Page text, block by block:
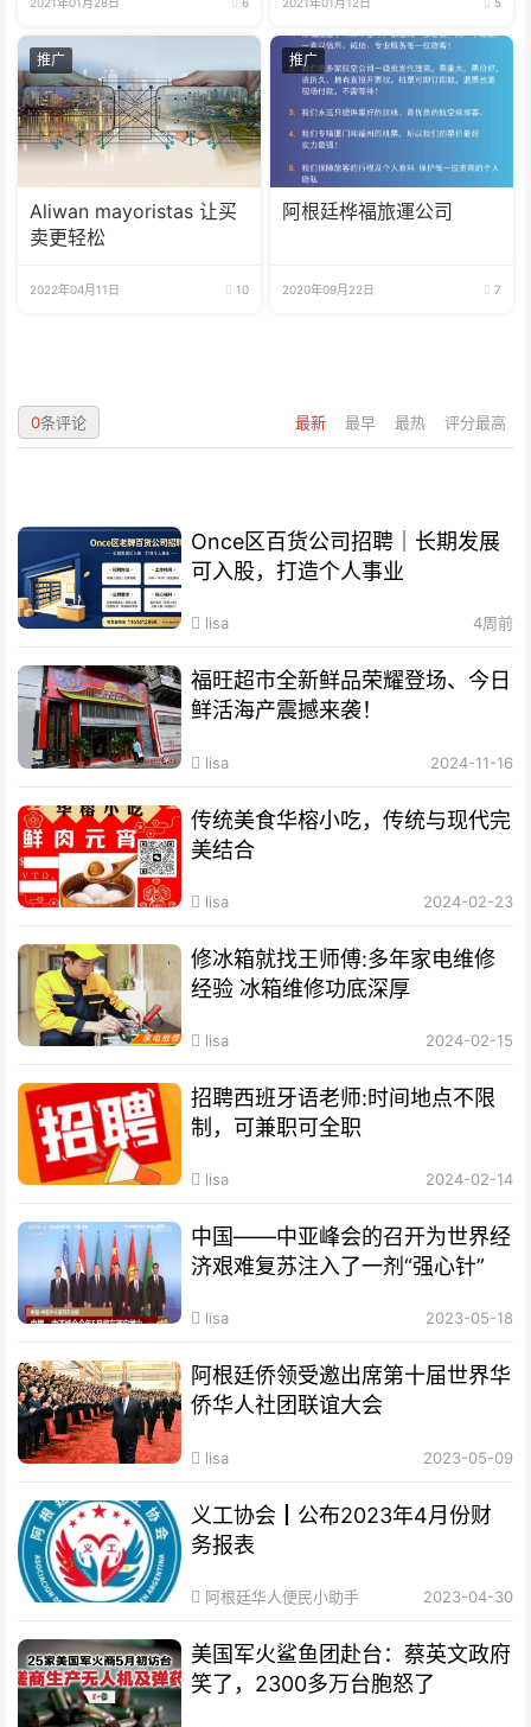
推广
Aliwan mayoristas 让买
卖更轻松
2022年04月11日 10
推广
阿根廷桦福旅運公司
2020年09月22日 7
最新 最早 最热 评分最高
0条评论
Once区百货公司招聘｜长期发展
可入股，打造个人事业
lisa 4周前
福旺超市全新鲜品荣耀登场、今日
鲜活海产震撼来袭！
lisa 2024-11-16
传统美食华榕小吃，传统与现代完
美结合
lisa 2024-02-23
修冰箱就找王师傅:多年家电维修
经验 冰箱维修功底深厚
lisa 2024-02-15
招聘西班牙语老师:时间地点不限
制，可兼职可全职
lisa 2024-02-14
中国——中亚峰会的召开为世界经
济艰难复苏注入了一剂“强心针”
lisa 2023-05-18
阿根廷侨领受邀出席第十届世界华
侨华人社团联谊大会
lisa 2023-05-09
义工协会┃公布2023年4月份财
务报表
阿根廷华人便民小助手 2023-04-30
美国军火鲨鱼团赴台：蔡英文政府
笑了，2300多万台胞怒了